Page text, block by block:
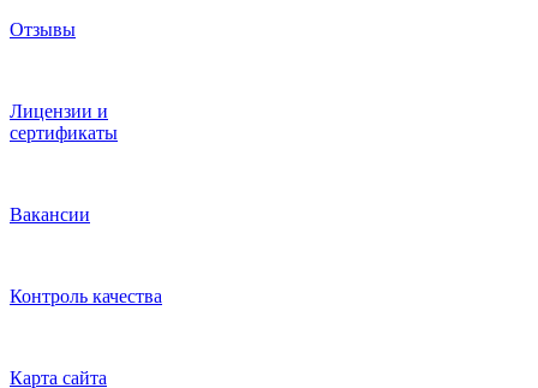
Отзывы
Лицензии и
сертификаты
Вакансии
Контроль качества
Карта сайта